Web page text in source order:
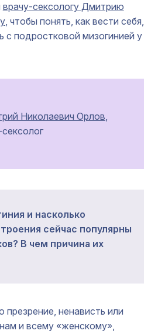
врачу-сексологу Дмитрию
, чтобы понять, как вести себя,
с подростковой мизогинией у
Николаевич Орлов,
и насколько
сейчас популярны
В чем причина их
презрение, ненависть или
и всему «женскому»,